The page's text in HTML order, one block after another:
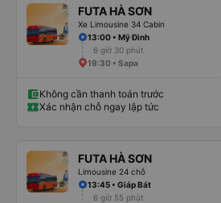
FUTA HÀ SƠN
Xe Limousine 34 Cabin
13:00 • Mỹ Đình
6 giờ 30 phút
19:30 • Sapa
Không cần thanh toán trước
Xác nhận chỗ ngay lập tức
FUTA HÀ SƠN
Limousine 24 chỗ
13:45 • Giáp Bát
6 giờ 55 phút